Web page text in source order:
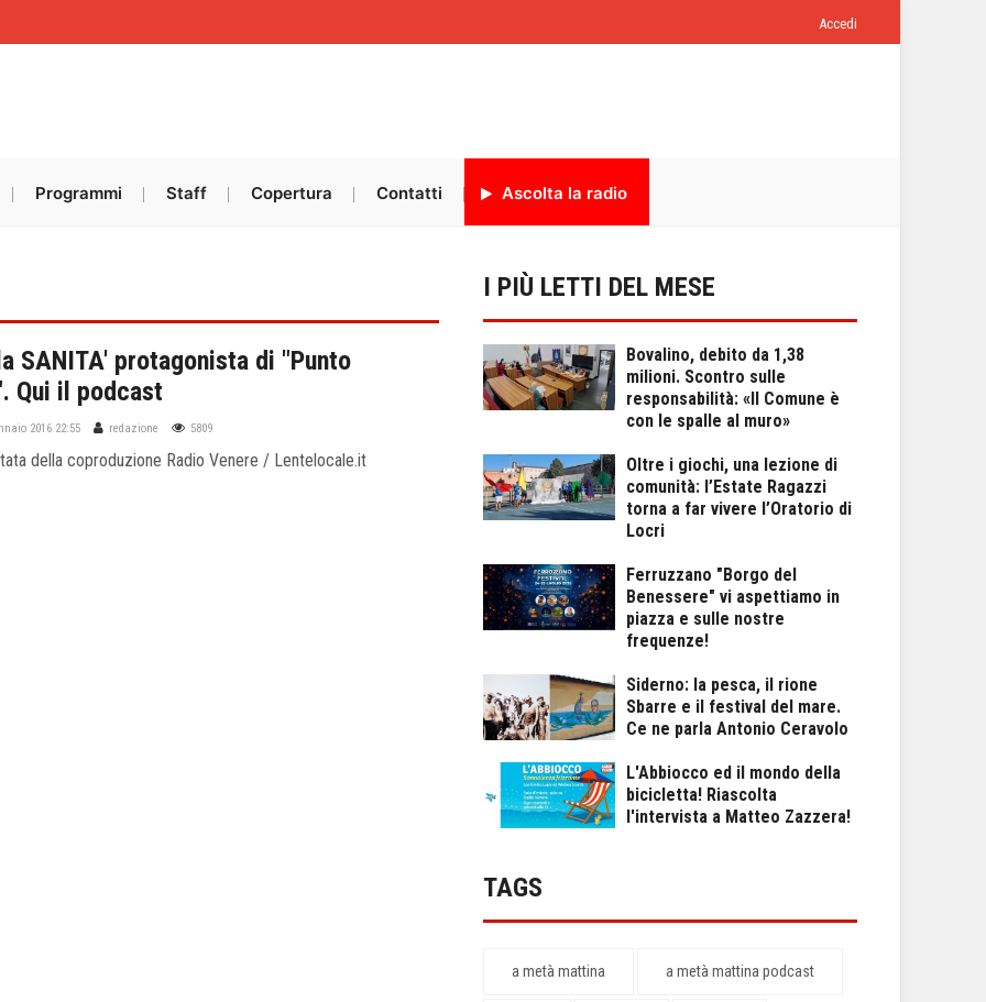
Accedi
Programmi Staff Copertura Contatti Ascolta la radio
SANITA' protagonista di "Punto
Qui il podcast
2016 22:55 redazione 5809
della coproduzione Radio Venere / Lentelocale.it
I PIÙ LETTI DEL MESE
Bovalino, debito da 1,38
milioni. Scontro sulle
responsabilità: «Il Comune è
con le spalle al muro»
Oltre i giochi, una lezione di
comunità: l’Estate Ragazzi
torna a far vivere l’Oratorio di
Locri
Ferruzzano "Borgo del
Benessere" vi aspettiamo in
piazza e sulle nostre
frequenze!
Siderno: la pesca, il rione
Sbarre e il festival del mare.
Ce ne parla Antonio Ceravolo
L'Abbiocco ed il mondo della
bicicletta! Riascolta
l'intervista a Matteo Zazzera!
TAGS
a metà mattina a metà mattina podcast